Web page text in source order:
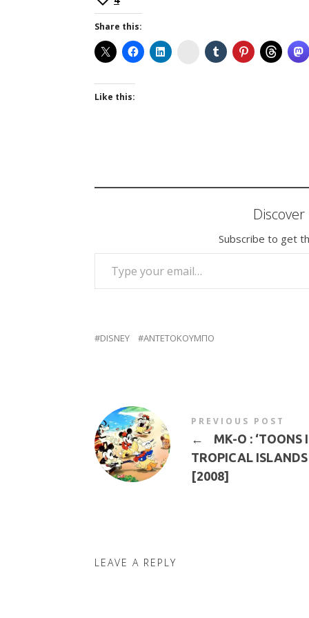
Share this:
Instagram
Like this:
Subscribe to get
TYPE YOUR EMAIL…
DISNEY ΑΝΤΕΤΟΚΟΥΜΠΟ
PREVIOUS POST
←
MK-O : ‘TOONS
TROPICAL ISLANDS
[2008]
LEAVE A REPLY